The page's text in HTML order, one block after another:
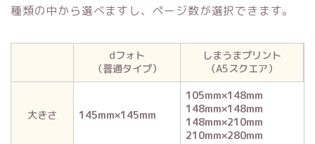
種類の中から選べますし、ページ数が選択できます。
dフォト
（普通タイプ）
しまうまプリント
（A5スクエア）
大きさ 145mm×145mm
105mm×148mm
148mm×148mm
148mm×210mm
210mm×280mm